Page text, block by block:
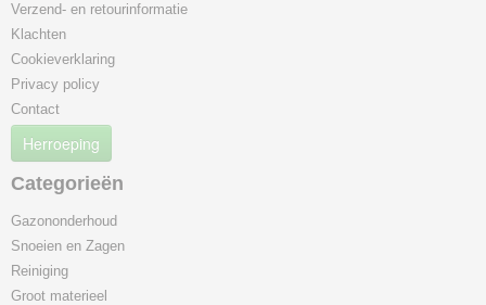
Verzend- en retourinformatie
Klachten
Cookieverklaring
Privacy policy
Contact
Herroeping
Categorieën
Gazononderhoud
Snoeien en Zagen
Reiniging
Groot materieel